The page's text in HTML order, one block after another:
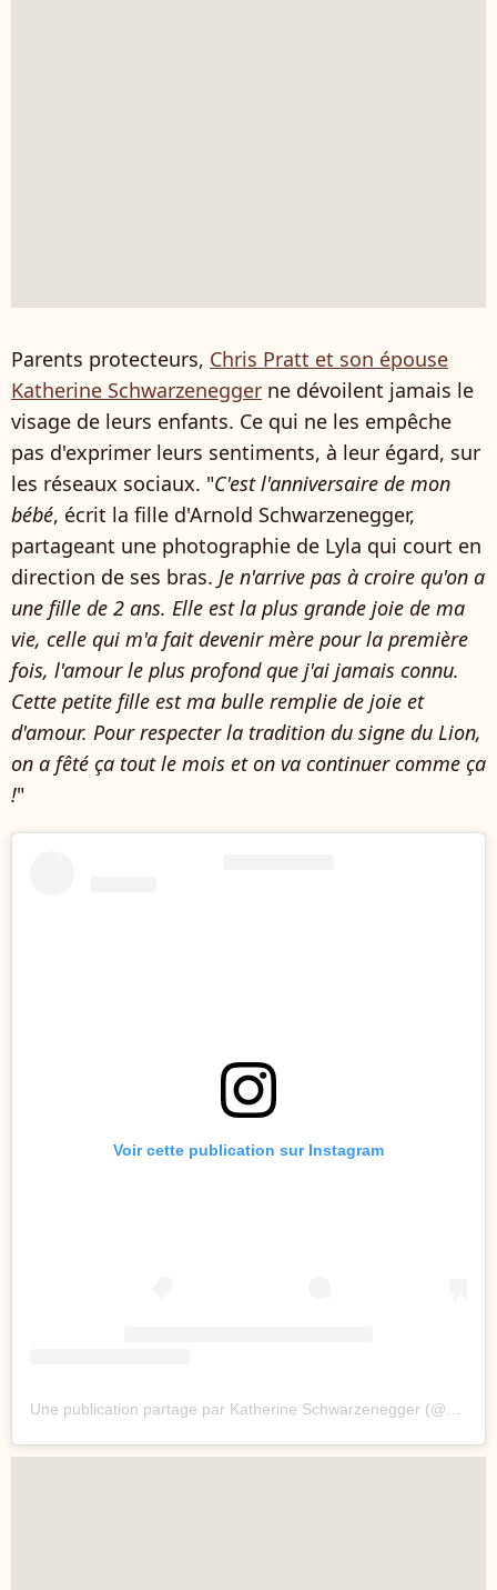
Parents protecteurs, Chris Pratt et son épouse
Katherine Schwarzenegger ne dévoilent jamais le
visage de leurs enfants. Ce qui ne les empêche
pas d'exprimer leurs sentiments, à leur égard, sur
les réseaux sociaux. "C'est l'anniversaire de mon
bébé, écrit la fille d'Arnold Schwarzenegger,
partageant une photographie de Lyla qui court en
direction de ses bras. Je n'arrive pas à croire qu'on a
une fille de 2 ans. Elle est la plus grande joie de ma
vie, celle qui m'a fait devenir mère pour la première
fois, l'amour le plus profond que j'ai jamais connu.
Cette petite fille est ma bulle remplie de joie et
d'amour. Pour respecter la tradition du signe du Lion,
on a fêté ça tout le mois et on va continuer comme ça
!"
Voir cette publication sur Instagram